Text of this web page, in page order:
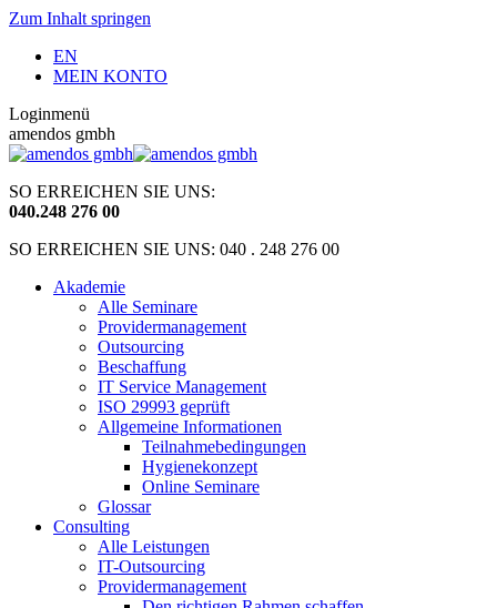
Zum Inhalt springen
EN
MEIN KONTO
Loginmenü
amendos gmbh
SO ERREICHEN SIE UNS:
040.248 276 00
SO ERREICHEN SIE UNS: 040 . 248 276 00
Akademie
Alle Seminare
Providermanagement
Outsourcing
Beschaffung
IT Service Management
ISO 29993 geprüft
Allgemeine Informationen
Teilnahmebedingungen
Hygienekonzept
Online Seminare
Glossar
Consulting
Alle Leistungen
IT-Outsourcing
Providermanagement